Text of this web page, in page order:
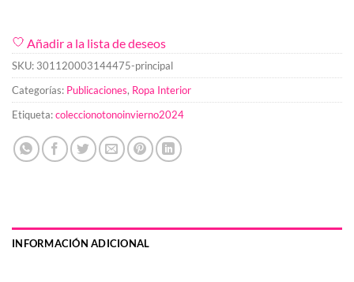
Añadir a la lista de deseos
SKU: 301120003144475-principal
Categorías: Publicaciones, Ropa Interior
Etiqueta:coleccionotonoinvierno2024
INFORMACIÓN ADICIONAL